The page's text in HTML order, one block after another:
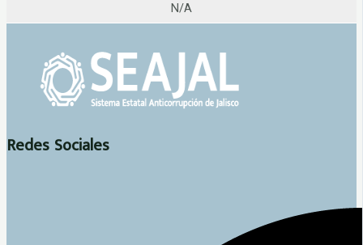
N/A
Redes Sociales